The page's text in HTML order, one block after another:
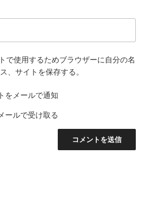
で使用するためブラウザーに自分の名
、サイトを保存する。
をメールで通知
ールで受け取る